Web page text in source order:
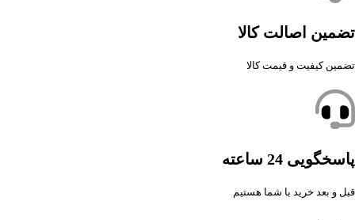
تضمین اصالت کالا
تضمین کیفیت و قیمت کالا
پاسخگویی 24 ساعته
قبل و بعد خرید با شما هستیم